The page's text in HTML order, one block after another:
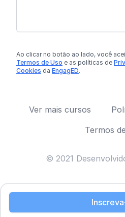
Ao clicar no botão ao lado, você
Termos de Uso e as políticas de
Cookies da EngagED.
Ver mais cursos
Termos
© 2021